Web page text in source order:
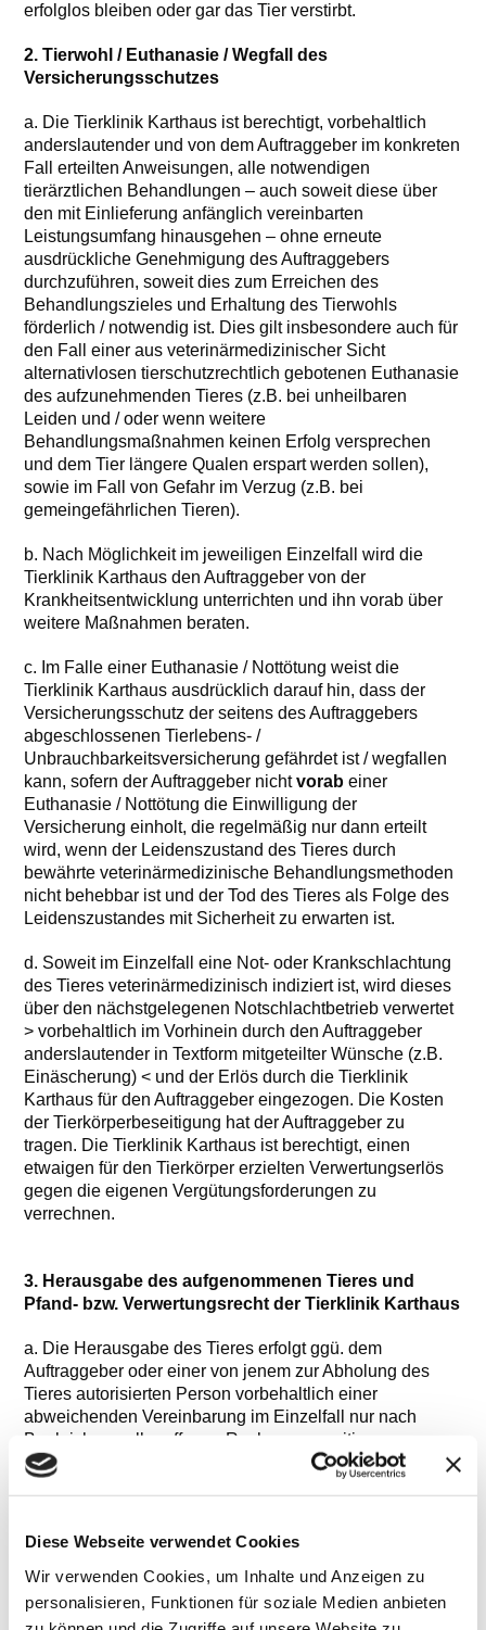
Diese Webseite verwendet Cookies
Wir verwenden Cookies, um Inhalte und Anzeigen zu
personalisieren, Funktionen für soziale Medien anbieten
erfolglos bleiben oder gar das Tier verstirbt.
2. Tierwohl / Euthanasie / Wegfall des
Versicherungsschutzes
a. Die Tierklinik Karthaus ist berechtigt, vorbehaltlich
anderslautender und von dem Auftraggeber im konkreten
Fall erteilten Anweisungen, alle notwendigen
tierärztlichen Behandlungen – auch soweit diese über
den mit Einlieferung anfänglich vereinbarten
Leistungsumfang hinausgehen – ohne erneute
ausdrückliche Genehmigung des Auftraggebers
durchzuführen, soweit dies zum Erreichen des
Behandlungszieles und Erhaltung des Tierwohls
förderlich / notwendig ist. Dies gilt insbesondere auch für
den Fall einer aus veterinärmedizinischer Sicht
alternativlosen tierschutzrechtlich gebotenen Euthanasie
des aufzunehmenden Tieres (z.B. bei unheilbaren
Leiden und / oder wenn weitere
Behandlungsmaßnahmen keinen Erfolg versprechen
und dem Tier längere Qualen erspart werden sollen),
sowie im Fall von Gefahr im Verzug (z.B. bei
gemeingefährlichen Tieren).
b. Nach Möglichkeit im jeweiligen Einzelfall wird die
Tierklinik Karthaus den Auftraggeber von der
Krankheitsentwicklung unterrichten und ihn vorab über
weitere Maßnahmen beraten.
c. Im Falle einer Euthanasie / Nottötung weist die
Tierklinik Karthaus ausdrücklich darauf hin, dass der
Versicherungsschutz der seitens des Auftraggebers
abgeschlossenen Tierlebens- /
Unbrauchbarkeitsversicherung gefährdet ist / wegfallen
kann, sofern der Auftraggeber nichtvorab einer
Euthanasie / Nottötung die Einwilligung der
Versicherung einholt, die regelmäßig nur dann erteilt
wird, wenn der Leidenszustand des Tieres durch
bewährte veterinärmedizinische Behandlungsmethoden
nicht behebbar ist und der Tod des Tieres als Folge des
Leidenszustandes mit Sicherheit zu erwarten ist.
d. Soweit im Einzelfall eine Not- oder Krankschlachtung
des Tieres veterinärmedizinisch indiziert ist, wird dieses
über den nächstgelegenen Notschlachtbetrieb verwertet
> vorbehaltlich im Vorhinein durch den Auftraggeber
anderslautender in Textform mitgeteilter Wünsche (z.B.
Einäscherung) < und der Erlös durch die Tierklinik
Karthaus für den Auftraggeber eingezogen. Die Kosten
der Tierkörperbeseitigung hat der Auftraggeber zu
tragen. Die Tierklinik Karthaus ist berechtigt, einen
etwaigen für den Tierkörper erzielten Verwertungserlös
gegen die eigenen Vergütungsforderungen zu
verrechnen.
3. Herausgabe des aufgenommenen Tieres und
Pfand- bzw. Verwertungsrecht der Tierklinik Karthaus
a. Die Herausgabe des Tieres erfolgt ggü. dem
Auftraggeber oder einer von jenem zur Abholung des
Tieres autorisierten Person vorbehaltlich einer
abweichenden Vereinbarung im Einzelfall nur nach
Begleichung aller offenen Rechnungspositionen,
Vorlage des Aufnahmescheins sowie zu einer zuvor
ausdrücklich von der Klinik mitgeteilten Zeit verbunden
Tierklinik Karthaus hierbei nicht verpflichtet.
b. Sofern das Tier zwei Wochen nach dem zur Abholung
mitgeteilten Termin immer noch nicht abgeholt worden